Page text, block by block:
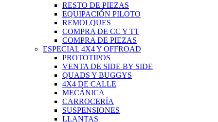
RESTO DE PIEZAS
EQUIPACIÓN PILOTO
REMOLQUES
COMPRA DE CC Y TT
COMPRA DE PIEZAS
ESPECIAL 4X4 Y OFFROAD
PROTOTIPOS
VENTA DE SIDE BY SIDE
QUADS Y BUGGYS
4X4 DE CALLE
MECÁNICA
CARROCERÍA
SUSPENSIONES
LLANTAS